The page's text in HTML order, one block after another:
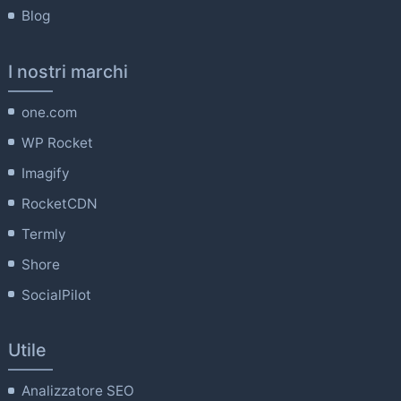
Blog
I nostri marchi
one.com
WP Rocket
Imagify
RocketCDN
Termly
Shore
SocialPilot
Utile
Analizzatore SEO